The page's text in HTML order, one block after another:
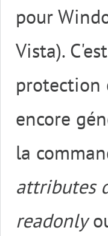
pour
Vista).
protection
encore
la
attributes
readonly